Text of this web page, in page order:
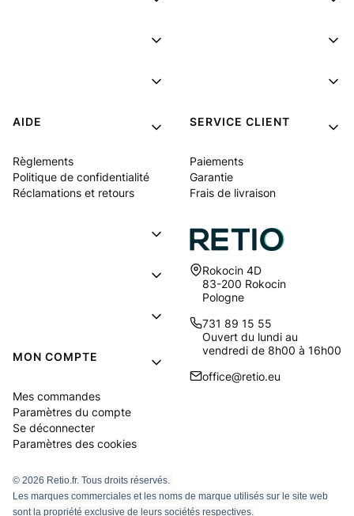
AIDE
Règlements
Politique de confidentialité
Réclamations et retours
SERVICE CLIENT
Paiements
Garantie
Frais de livraison
MON COMPTE
Mes commandes
Paramètres du compte
Se déconnecter
Paramètres des cookies
Adresse:
Rokocin 4D
83-200 Rokocin
Pologne
731 89 15 55
Ouvert du lundi au
vendredi de 8h00 à 16h00
office@retio.eu
© 2026 Retio.fr. Tous droits réservés.
Les marques commerciales et les noms de marque utilisés sur le site web
sont la propriété exclusive de leurs sociétés respectives.